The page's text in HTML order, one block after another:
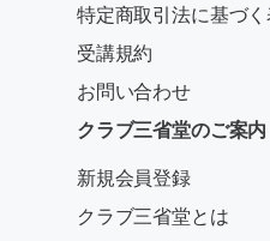
特定商取引法に基づ
受講規約
お問い合わせ
クラブ三省堂のご案内
新規会員登録
クラブ三省堂とは